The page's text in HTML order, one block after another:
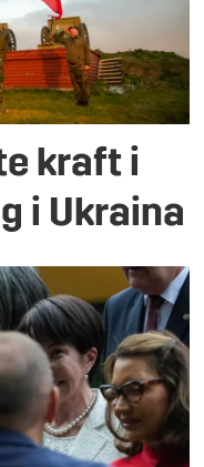
kraft i
i Ukraina